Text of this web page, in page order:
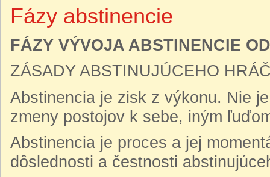
Fázy abstinencie
FÁZY VÝVOJA ABSTINENCIE
ZÁSADY ABSTINUJÚCEHO
Abstinencia je zisk z výkonu. Nie
zmeny postojov k sebe, iným
Abstinencia je proces a jej
dôslednosti a čestnosti